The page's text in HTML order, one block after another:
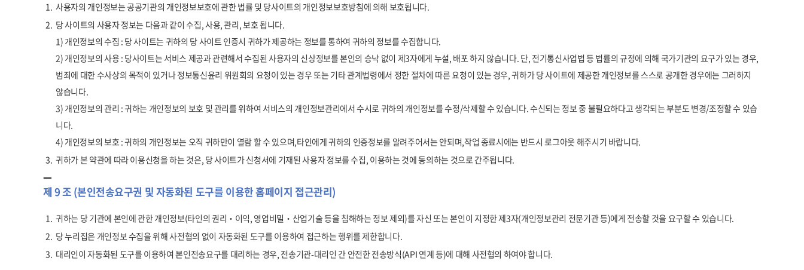
1. 사용자의 개인정보는 공공기관의 개인정보보호에 관한 법률 및 당사이트의 개인정보보호방침에 의해 보호됩니다.
2. 당 사이트의 사용자 정보는 다음과 같이 수집, 사용, 관리, 보호 됩니다.
1) 개인정보의 수집 : 당 사이트는 귀하의 당 사이트 인증시 귀하가 제공하는 정보를 통하여 귀하의 정보를 수집합니다.
2) 개인정보의 사용 : 당사이트는 서비스 제공과 관련해서 수집된 사용자의 신상정보를 본인의 승낙 없이 제3자에게 누설, 배포 하지 않습니다. 단, 전기통신사업법 등 법률의 규정에 의해 국가기관의 요구가 있는 경우,
범죄에 대한 수사상의 목적이 있거나 정보통신윤리 위원회의 요청이 있는 경우 또는 기타 관계법령에서 정한 절차에 따른 요청이 있는 경우, 귀하가 당 사이트에 제공한 개인정보를 스스로 공개한 경우에는 그러하지
않습니다.
3) 개인정보의 관리 : 귀하는 개인정보의 보호 및 관리를 위하여 서비스의 개인정보관리에서 수시로 귀하의 개인정보를 수정/삭제할 수 있습니다. 수신되는 정보 중 불필요하다고 생각되는 부분도 변경/조정할 수 있습
니다.
4) 개인정보의 보호 : 귀하의 개인정보는 오직 귀하만이 열람 할 수 있으며,타인에게 귀하의 인증정보를 알려주어서는 안되며,작업 종료시에는 반드시 로그아웃 해주시기 바랍니다.
3. 귀하가 본 약관에 따라 이용신청을 하는 것은, 당 사이트가 신청서에 기재된 사용자 정보를 수집, 이용하는 것에 동의하는 것으로 간주됩니다.
제 9 조 (본인전송요구권 및 자동화된 도구를 이용한 홈페이지 접근관리)
1. 귀하는 당 기관에 본인에 관한 개인정보(타인의 권리‧이익, 영업비밀‧산업기술 등을 침해하는 정보 제외)를 자신 또는 본인이 지정한 제3자(개인정보관리 전문기관 등)에게 전송할 것을 요구할 수 있습니다.
2. 당 누리집은 개인정보 수집을 위해 사전협의 없이 자동화된 도구를 이용하여 접근하는 행위를 제한합니다.
3. 대리인이 자동화된 도구를 이용하여 본인전송요구를 대리하는 경우, 전송기관-대리인 간 안전한 전송방식(API 연계 등)에 대해 사전협의 하여야 합니다.